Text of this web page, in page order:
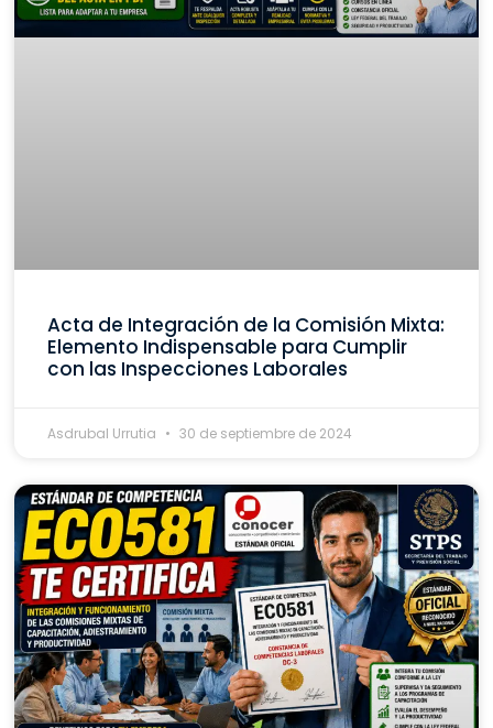
Acta de Integración de la Comisión Mixta:
Elemento Indispensable para Cumplir
con las Inspecciones Laborales
Asdrubal Urrutia 30 de septiembre de 2024